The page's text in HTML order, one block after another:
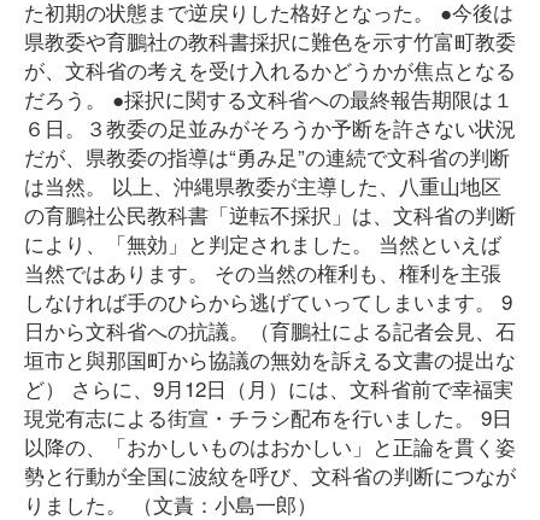
た初期の状態まで逆戻りした格好となった。 ●今後は
県教委や育鵬社の教科書採択に難色を示す竹富町教委
が、文科省の考えを受け入れるかどうかが焦点となる
だろう。 ●採択に関する文科省への最終報告期限は１
６日。３教委の足並みがそろうか予断を許さない状況
だが、県教委の指導は“勇み足”の連続で文科省の判断
は当然。 以上、沖縄県教委が主導した、八重山地区
の育鵬社公民教科書「逆転不採択」は、文科省の判断
により、「無効」と判定されました。 当然といえば
当然ではあります。 その当然の権利も、権利を主張
しなければ手のひらから逃げていってしまいます。 9
日から文科省への抗議。（育鵬社による記者会見、石
垣市と與那国町から協議の無効を訴える文書の提出な
ど） さらに、9月12日（月）には、文科省前で幸福実
現党有志による街宣・チラシ配布を行いました。 9日
以降の、「おかしいものはおかしい」と正論を貫く姿
勢と行動が全国に波紋を呼び、文科省の判断につなが
りました。 （文責：小島一郎）